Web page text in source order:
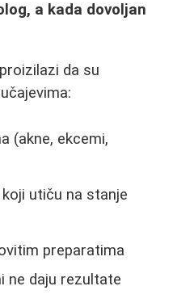
a kada dovoljan
da su
(akne, ekcemi,
utiču na stanje
preparatima
ne daju rezultate